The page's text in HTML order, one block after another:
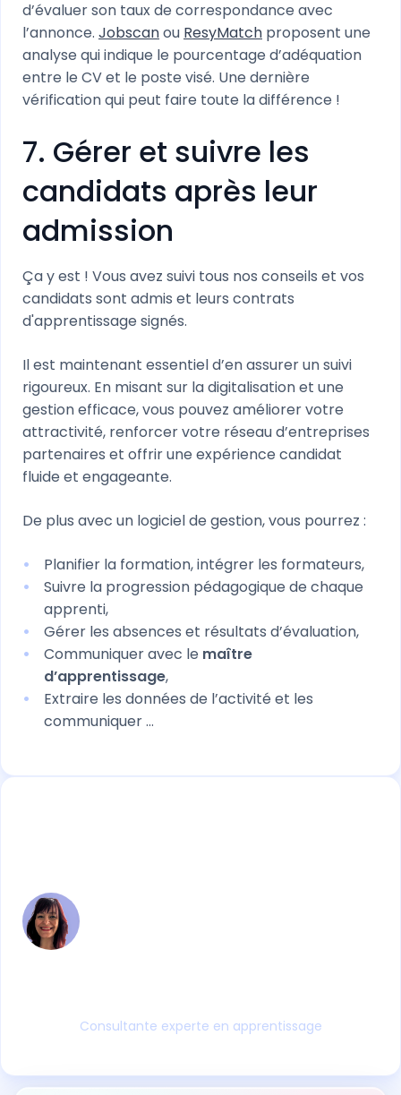
d’évaluer son taux de correspondance avec
l’annonce. Jobscanou ResyMatch proposent une
analyse qui indique le pourcentage d’adéquation
entre le CV et le poste visé. Une dernière
vérification qui peut faire toute la différence !
7. Gérer et suivre les
candidats après leur
admission
Ça y est ! Vous avez suivi tous nos conseils et vos
candidats sont admis et leurs contrats
d'apprentissage signés.
Il est maintenant essentiel d’en assurer un suivi
rigoureux. En misant sur la digitalisation et une
gestion efficace, vous pouvez améliorer votre
attractivité, renforcer votre réseau d’entreprises
partenaires et offrir une expérience candidat
fluide et engageante.
De plus avec un logiciel de gestion, vous pourrez :
Planifier la formation, intégrer les formateurs,
Suivre la progression pédagogique de chaque
apprenti,
Gérer les absences et résultats d’évaluation,
Communiquer avec le maître
d’apprentissage,
Extraire les données de l’activité et les
communiquer …
Consultante experte en apprentissage